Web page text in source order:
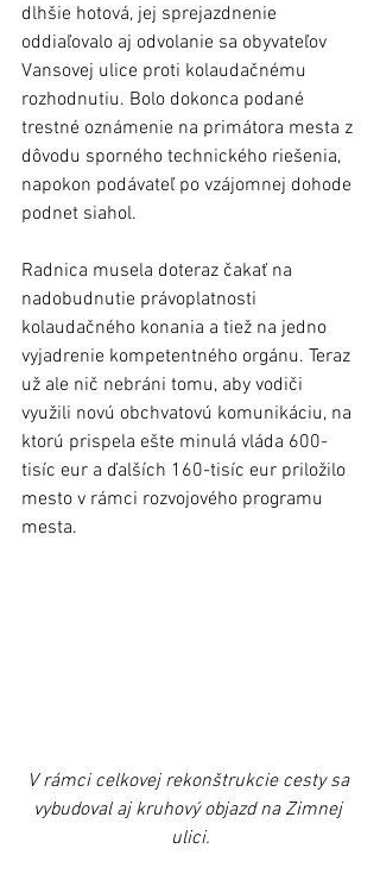
dlhšie hotová, jej sprejazdnenie
oddiaľovalo aj odvolanie sa obyvateľov
Vansovej ulice proti kolaudačnému
rozhodnutiu. Bolo dokonca podané
trestné oznámenie na primátora mesta z
dôvodu sporného technického riešenia,
napokon podávateľ po vzájomnej dohode
podnet siahol.
Radnica musela doteraz čakať na
nadobudnutie právoplatnosti
kolaudačného konania a tiež na jedno
vyjadrenie kompetentného orgánu. Teraz
už ale nič nebráni tomu, aby vodiči
využili novú obchvatovú komunikáciu, na
ktorú prispela ešte minulá vláda 600-
tisíc eur a ďalších 160-tisíc eur priložilo
mesto v rámci rozvojového programu
mesta.
V rámci celkovej rekonštrukcie cesty sa
vybudoval aj kruhový objazd na Zimnej
ulici.